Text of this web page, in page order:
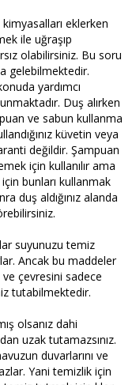
eklerken
ile uğraşıp
olabilirsiniz. Bu soru
gelebilmektedir.
yardımcı
Duş alırken
ve sabun kullanma
küvetin veya
değildir. Şampuan
için kullanılır ama
bunları kullanmak
duş aldığınız alanda
suyunuzu temiz
Ancak bu maddeler
ve çevresini sadece
tutabilmektedir.
olsanız dahi
uzak tutamazsınız.
duvarlarını ve
Yani temizlik için